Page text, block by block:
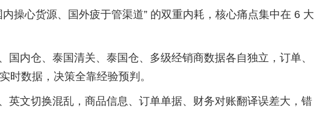
内操心货源、国外疲于管渠道” 的双重内耗，核心痛点集中在 6 大
国内仓、泰国清关、泰国仓、多级经销商数据各自独立，订单、
时数据，决策全靠经验预判。
英文切换混乱，商品信息、订单单据、财务对账翻译误差大，错